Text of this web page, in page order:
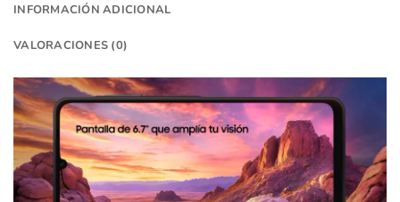
INFORMACIÓN ADICIONAL
VALORACIONES (0)